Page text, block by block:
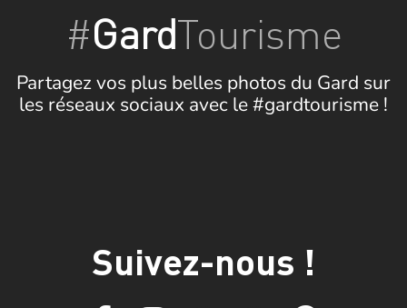
#GardTourisme
Partagez vos plus belles photos du Gard sur
les réseaux sociaux avec le #gardtourisme !
Suivez-nous !